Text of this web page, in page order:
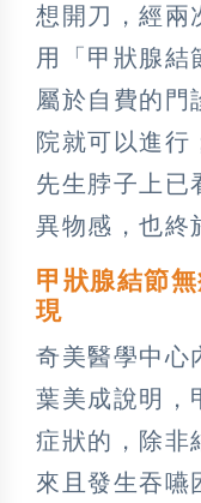
想開刀，經兩
用「甲狀腺結
屬於自費的門
院就可以進行
先生脖子上已
異物感，也終
甲狀腺結節
現
奇美醫學中心
葉美成說明，
症狀的，除非
來且發生吞嚥